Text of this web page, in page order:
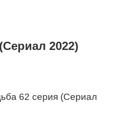
2022)
62 серия (Сериал